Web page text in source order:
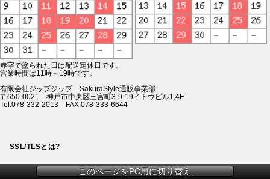
赤字で塗られた日は配送定休日です。
営業時間は11時～19時です。
有限会社ジップジップ SakuraStyle通販事業部
〒650-0021 神戸市中央区三宮町3-9-19イトウビル1,4F
Tel:078-332-2013 FAX:078-333-6644
SSL/TLSとは?
このページをPC用に切り替え